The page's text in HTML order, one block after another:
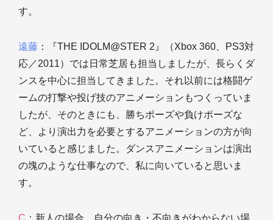
す。
遠藤 ：『THE IDOLM@STER 2』（Xbox 360、PS3対
応／2011）では日常芝居も担当しましたが、長らくダ
ンスを中心に担当してきました。それ以前には格闘ゲ
ームの打撃や投げ技のアニメーションもつくっていま
したが、そのときにも、勝ちポーズや負けポーズな
ど、より演出力を必要とするアニメーションの方が向
いていると感じました。ダンスアニメーションは演出
の塊のような仕事なので、私に向いていると思いま
す。
C ：新人の場合、自分の向き・不向きがわからない場